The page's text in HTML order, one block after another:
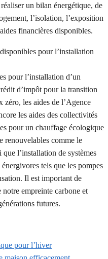
un bilan énergétique, de
l’isolation, l’exposition
financières disponibles.
pour l’installation
pour l’installation d’un
d’impôt pour la transition
zéro, les aides de l’Agence
les aides des collectivités
pour un chauffage écologique
renouvelables comme le
l’installation de systèmes
tels que les pompes
Il est important de
empreinte carbone et
futures.
pour l’hiver